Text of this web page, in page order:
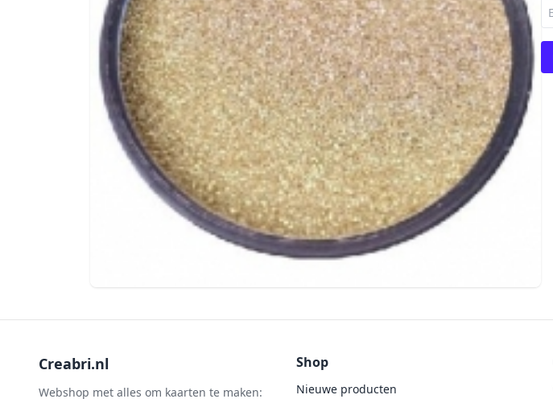
Creabri.nl
Webshop met alles om kaarten te maken:
Shop
Nieuwe producten